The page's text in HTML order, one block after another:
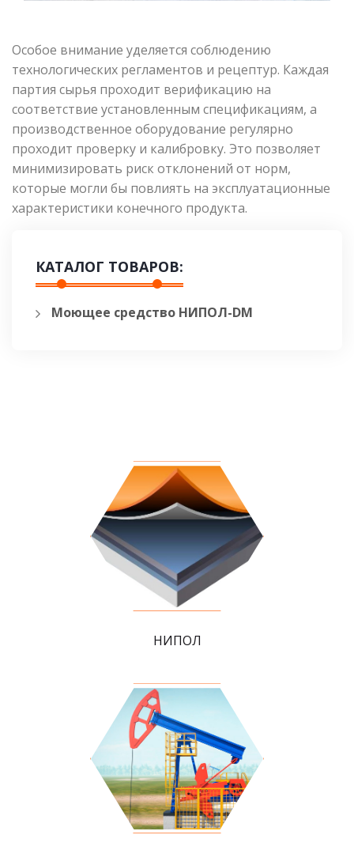
Особое внимание уделяется соблюдению
технологических регламентов и рецептур. Каждая
партия сырья проходит верификацию на
соответствие установленным спецификациям, а
производственное оборудование регулярно
проходит проверку и калибровку. Это позволяет
минимизировать риск отклонений от норм,
которые могли бы повлиять на эксплуатационные
характеристики конечного продукта.
КАТАЛОГ ТОВАРОВ:
Моющее средство НИПОЛ-DM
НИПОЛ